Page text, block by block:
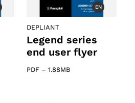
EN
DEPLIANT
Legend series
end user flyer
PDF – 1.88MB